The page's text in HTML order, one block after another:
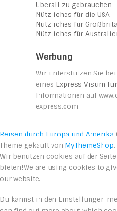
Überall zu gebrauchen
Nützliches für die USA
Nützliches für
Nützliches für
Werbung
Wir unterstützen Sie
eines Express Visum
Informationen auf
express.com
Reisen durch Europa und Amerika
Theme gekauft von MyThemeShop.
Wir benutzen cookies auf der
bieten!We are using cookies to
our website.
Du kannst in den Einstellungen